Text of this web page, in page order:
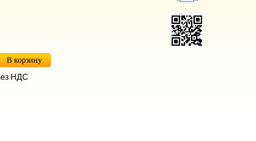
В корзину
НДС